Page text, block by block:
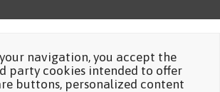
navigation, you accept the
party cookies intended to offer
buttons, personalized content